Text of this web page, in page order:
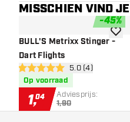
MISSCHIEN VIND
-45%
BULL'S Metrixx Stinger -
Dart Flights
open reviews
5 score sterren5.0 (4)
Op voorraad
1,04 Adviesprijs:
1,90